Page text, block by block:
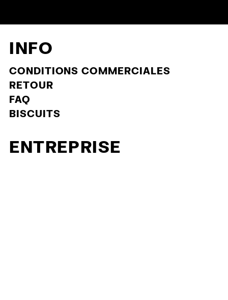
INFO
CONDITIONS COMMERCIALES
RETOUR
FAQ
BISCUITS
ENTREPRISE